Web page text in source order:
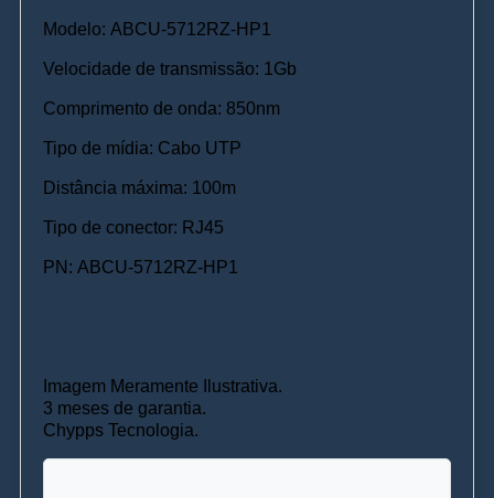
Modelo: ABCU-5712RZ-HP1
Velocidade de transmissão: 1Gb
Comprimento de onda: 850nm
Tipo de mídia: Cabo UTP
Distância máxima: 100m
Tipo de conector: RJ45
PN: ABCU-5712RZ-HP1
Imagem Meramente Ilustrativa.
3 meses de garantia.
Chypps Tecnologia.